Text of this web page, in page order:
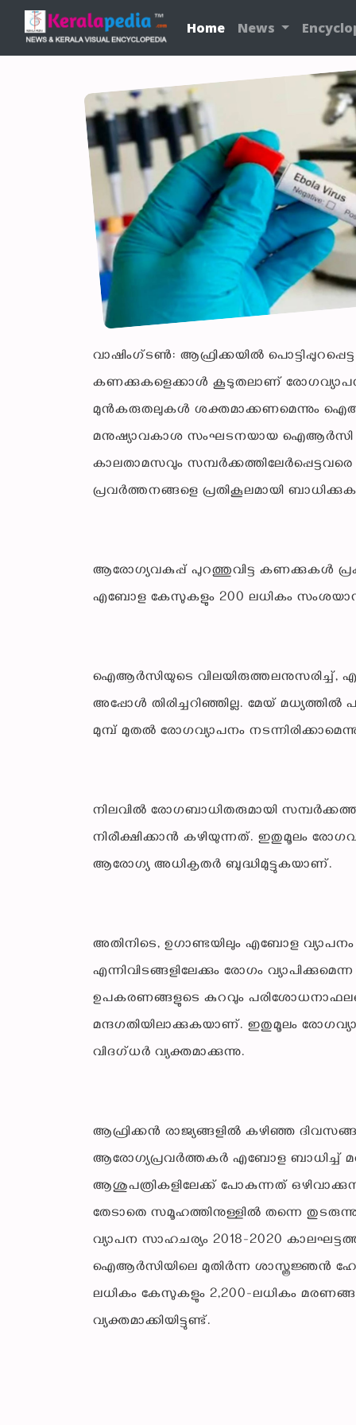
Home News
വാഷിംഗ്ടണ്‍: ആഫ്രിക്കയില്‍
കണക്കുകളെക്കാള്‍ കൂടുതലാണ്
മുന്‍കരുതലുകള്‍ ശക്തമാക്കണമെന്നും
മനുഷ്യാവകാശ സംഘടനയായ ഐആര്‍സി
കാലതാമസവും
പ്രവര്‍ത്തനങ്ങളെ പ്രതികൂലമായി
ആരോഗ്യവകുപ്പ് പുറത്തുവിട്ട കണക്കുകള്‍
എബോള കേസുകളും 200 ലധികം സംശയാസ്പദ
ഐആര്‍സിയുടെ വിലയിരുത്തലനുസരിച്ച്,
അപ്പോള്‍ തിരിച്ചറിഞ്ഞില്ല. മേയ് മധ്യത്തില്‍
മുമ്പ് മുതല്‍ രോഗവ്യാപനം
നിലവില്‍ രോഗബാധിതരുമായി
നിരീക്ഷിക്കാന്‍ കഴിയുന്നത്. ഇതുമൂലം
ആരോഗ്യ അധികൃതര്‍ ബുദ്ധിമുട്ടുകയാണ്.
അതിനിടെ, ഉഗാണ്ടയിലും എബോള
എന്നിവിടങ്ങളിലേക്കും രോഗം
ഉപകരണങ്ങളുടെ കുറവും
മന്ദഗതിയിലാക്കുകയാണ്. ഇതുമൂലം
വിദഗ്ധര്‍ വ്യക്തമാക്കുന്നു.
ആഫ്രിക്കന്‍ രാജ്യങ്ങളില്‍ കഴിഞ്ഞ
ആരോഗ്യപ്രവര്‍ത്തകര്‍ എബോള ബാധിച്ച്
ആശുപത്രികളിലേക്ക് പോകുന്നത്
തേടാതെ സമൂഹത്തിനുള്ളില്‍ തന്നെ
വ്യാപന സാഹചര്യം 2018-2020
ഐആര്‍സിയിലെ മുതിര്‍ന്ന ശാസ്ത്രജ്ഞന്‍
ലധികം കേസുകളും 2,200-ലധികം
വ്യക്തമാക്കിയിട്ടുണ്ട്.